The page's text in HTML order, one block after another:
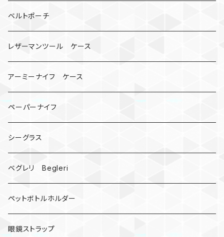
マルチツール
オニヤンマ
ビーズ
手裏剣
クロス十字架
ドリームキャッチャー
カウベル 熊鈴
昆虫
ティーホルダー
チューブ
コインケース
紙
カードケース
2カラー
ベルトポーチ
レザーマンツール ケース
アーミーナイフ ケース
ペーパーナイフ
シーグラス
ベグレリ Begleri
ペットボトルホルダー
眼鏡ストラップ